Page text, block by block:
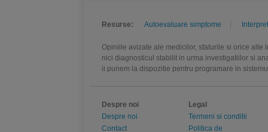
Resurse: Autoevaluare simptome
Opiniile avizate ale medicilor, sfaturile si orice
nici diagnosticul stabilit in urma investigatiilor si
ii punem la dispozitie pentru programare in
Despre noi
Despre noi
Contact
Legal
Termeni si conditii
Politica de